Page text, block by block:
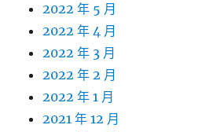
2022 年 5 月
2022 年 4 月
2022 年 3 月
2022 年 2 月
2022 年 1 月
2021 年 12 月